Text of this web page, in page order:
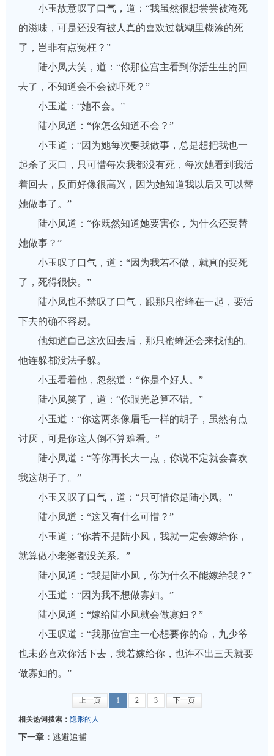
小玉故意叹了口气，道：“我虽然很想尝尝被淹死
的滋味，可是还没有被人真的喜欢过就糊里糊涂的死
了，岂非有点冤枉？”
陆小凤大笑，道：“你那位宫主看到你活生生的回
去了，不知道会不会被吓死？”
小玉道：“她不会。”
陆小凤道：“你怎么知道不会？”
小玉道：“因为她每次要我做事，总是想把我也一
起杀了灭口，只可惜每次我都没有死，每次她看到我活
着回去，反而好像很高兴，因为她知道我以后又可以替
她做事了。”
陆小凤道：“你既然知道她要害你，为什么还要替
她做事？”
小玉叹了口气，道：“因为我若不做，就真的要死
了，死得很快。”
陆小凤也不禁叹了口气，跟那只蜜蜂在一起，要活
下去的确不容易。
他知道自己这次回去后，那只蜜蜂还会来找他的。
他连躲都没法子躲。
小玉看着他，忽然道：“你是个好人。”
陆小凤笑了，道：“你眼光总算不错。”
小玉道：“你这两条像眉毛一样的胡子，虽然有点
讨厌，可是你这人倒不算难看。”
陆小凤道：“等你再长大一点，你说不定就会喜欢
我这胡子了。”
小玉又叹了口气，道：“只可惜你是陆小凤。”
陆小凤道：“这又有什么可惜？”
小玉道：“你若不是陆小凤，我就一定会嫁给你，
就算做小老婆都没关系。”
陆小凤道：“我是陆小凤，你为什么不能嫁给我？”
小玉道：“因为我不想做寡妇。”
陆小凤道：“嫁给陆小凤就会做寡妇？”
小玉叹道：“我那位宫主一心想要你的命，九少爷
也未必喜欢你活下去，我若嫁给你，也许不出三天就要
做寡妇的。”
上一页 1 2 3 下一页
相关热词搜索： 隐形的人
下一章： 逃避追捕